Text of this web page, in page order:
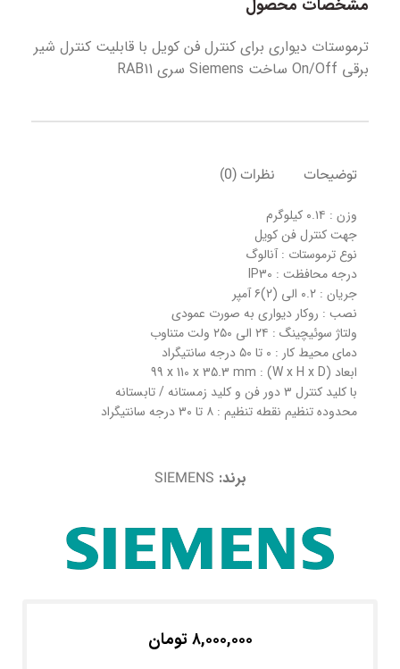
مشخصات محصول
ترموستات دیواری برای کنترل فن کویل با قابلیت کنترل شیر
برقی On/Off ساخت Siemens سری RAB11
توضیحات نظرات (0)
وزن : ۰.۱۴ کیلوگرم
جهت کنترل فن کویل
نوع ترموستات : آنالوگ
درجه محافظت : IP30
جریان : ۰.۲ الی (۲)۶ آمپر
نصب : روکار دیواری به صورت عمودی
ولتاژ سوئیچینگ : ۲۴ الی ۲۵۰ ولت متناوب
دمای محیط کار : ۰ تا ۵۰ درجه سانتیگراد
ابعاد (W x H x D) : 99 x 110 x 35.3 mm
با کلید کنترل ۳ دور فن و کلید زمستانه / تابستانه
محدوده تنظیم نقطه تنظیم : ۸ تا ۳۰ درجه سانتیگراد
برند: SIEMENS
۸,۰۰۰,۰۰۰تومان